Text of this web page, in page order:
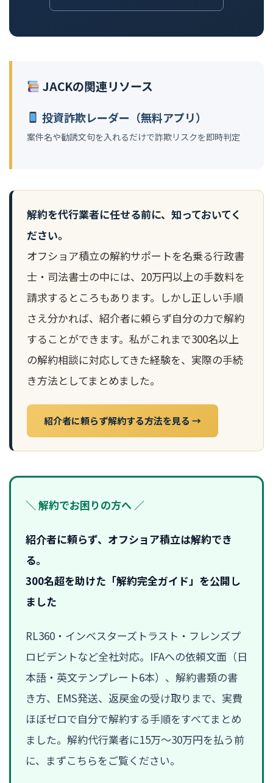
JACKの関連リソース
投資詐欺レーダー（無料アプリ）
案件名や勧誘文句を入れるだけで詐欺リスクを即時判定
解約を代行業者に任せる前に、知っておいてく
ださい。
オフショア積立の解約サポートを名乗る行政書
士・司法書士の中には、20万円以上の手数料を
請求するところもあります。しかし正しい手順
さえ分かれば、紹介者に頼らず自分の力で解約
することができます。私がこれまで300名以上
の解約相談に対応してきた経験を、実際の手続
き方法としてまとめました。
紹介者に頼らず解約する方法を見る →
＼ 解約でお困りの方へ ／
紹介者に頼らず、オフショア積立は解約でき
る。
300名超を助けた「解約完全ガイド」を公開し
ました
RL360・インベスターズトラスト・フレンズプ
ロビデントなど全社対応。IFAへの依頼文面（日
本語・英文テンプレート6本）、解約書類の書
き方、EMS発送、返戻金の受け取りまで、実費
ほぼゼロで自分で解約する手順をすべてまとめ
ました。解約代行業者に15万〜30万円を払う前
に、まずこちらをご覧ください。